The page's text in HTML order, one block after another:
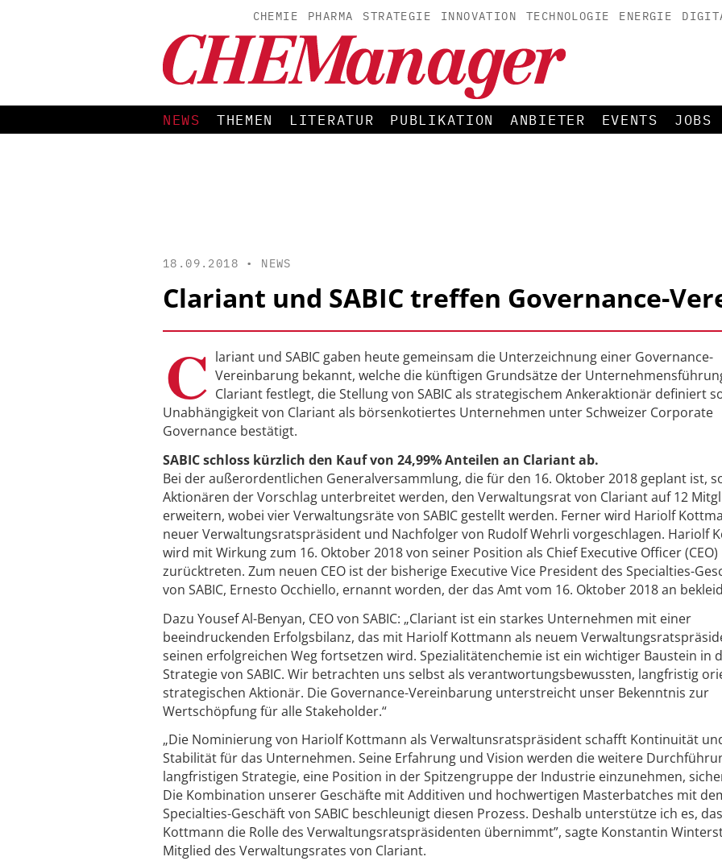
CHEMIE PHARMA STRATEGIE INNOVATION TECHNOLOGIE ENERGIE
NEWS THEMEN LITERATUR PUBLIKATION ANBIETER EVENTS JOBS
18.09.2018 • NEWS
Clariant und SABIC treffen Governance-
C lariant und SABIC gaben heute gemeinsam die Unterzeichnung einer Governance-
Vereinbarung bekannt, welche die künftigen Grundsätze der
Clariant festlegt, die Stellung von SABIC als strategischem Ankeraktionär definiert
Unabhängigkeit von Clariant als börsenkotiertes Unternehmen unter Schweizer Corporate
Governance bestätigt.
SABIC schloss kürzlich den Kauf von 24,99% Anteilen an Clariant ab.
Bei der außerordentlichen Generalversammlung, die für den 16. Oktober 2018 geplant ist,
Aktionären der Vorschlag unterbreitet werden, den Verwaltungsrat von Clariant auf 12
erweitern, wobei vier Verwaltungsräte von SABIC gestellt werden. Ferner wird Hariolf
neuer Verwaltungsratspräsident und Nachfolger von Rudolf Wehrli vorgeschlagen. Hariolf
wird mit Wirkung zum 16. Oktober 2018 von seiner Position als Chief Executive Officer (CEO)
zurücktreten. Zum neuen CEO ist der bisherige Executive Vice President des Specialties-
von SABIC, Ernesto Occhiello, ernannt worden, der das Amt vom 16. Oktober 2018 an
Dazu Yousef Al-Benyan, CEO von SABIC: „Clariant ist ein starkes Unternehmen mit einer
beeindruckenden Erfolgsbilanz, das mit Hariolf Kottmann als neuem
seinen erfolgreichen Weg fortsetzen wird. Spezialitätenchemie ist ein wichtiger Baustein in
Strategie von SABIC. Wir betrachten uns selbst als verantwortungsbewussten, langfristig
strategischen Aktionär. Die Governance-Vereinbarung unterstreicht unser Bekenntnis zur
Wertschöpfung für alle Stakeholder.“
„Die Nominierung von Hariolf Kottmann als Verwaltunsratspräsident schafft Kontinuität
Stabilität für das Unternehmen. Seine Erfahrung und Vision werden die weitere
langfristigen Strategie, eine Position in der Spitzengruppe der Industrie einzunehmen,
Die Kombination unserer Geschäfte mit Additiven und hochwertigen Masterbatches mit
Specialties-Geschäft von SABIC beschleunigt diesen Prozess. Deshalb unterstütze ich es,
Kottmann die Rolle des Verwaltungsratspräsidenten übernimmt”, sagte Konstantin
Mitglied des Verwaltungsrates von Clariant.